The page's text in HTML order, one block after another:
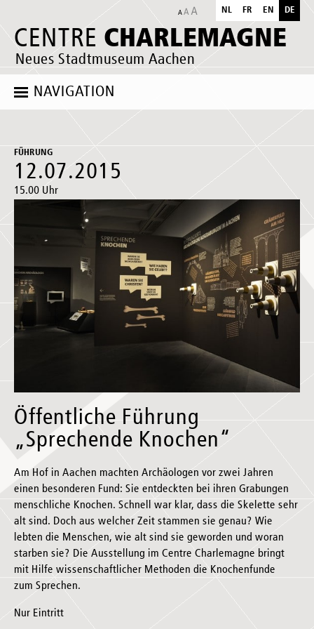
CENTRE CHARLEMAGNE
Neues Stadtmuseum Aachen
NL FR EN DE
NAVIGATION
FÜHRUNG
12.07.2015
15.00 Uhr
Öffentliche Führung
„Sprechende Knochen“
Am Hof in Aachen machten Archäologen vor zwei Jahren
einen besonderen Fund: Sie entdeckten bei ihren Grabungen
menschliche Knochen. Schnell war klar, dass die Skelette sehr
alt sind. Doch aus welcher Zeit stammen sie genau? Wie
lebten die Menschen, wie alt sind sie geworden und woran
starben sie? Die Ausstellung im Centre Charlemagne bringt
mit Hilfe wissenschaftlicher Methoden die Knochenfunde
zum Sprechen.
Nur Eintritt